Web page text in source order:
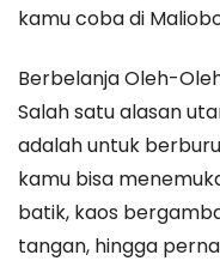
kamu coba di
Berbelanja Oleh-
Salah satu alasan
adalah untuk
kamu bisa
batik, kaos
tangan, hingga